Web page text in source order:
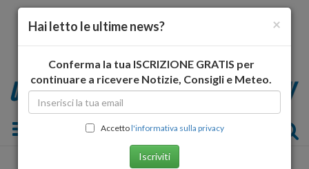
Toggle navigation
×
Hai letto le ultime news?
Conferma la tua ISCRIZIONE GRATIS per
continuare a ricevere Notizie, Consigli e Meteo.
Accettol'informativa sulla privacy
Iscriviti